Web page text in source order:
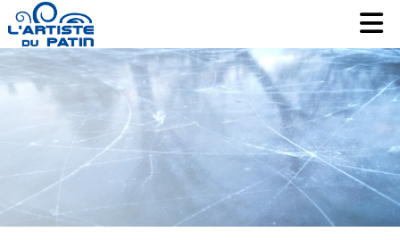
Hockey
Liquidation
Nous contacter
Hockey
Liquidation
Nous contacter